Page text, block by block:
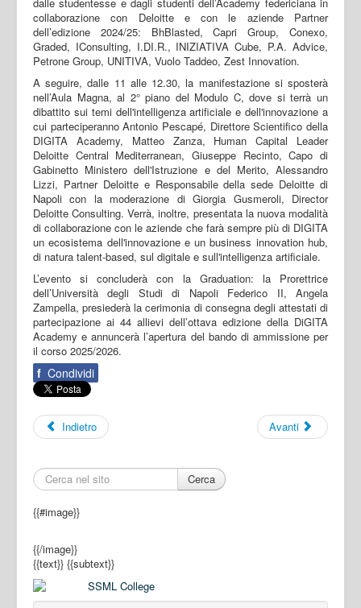
dalle studentesse e dagli studenti dell’Academy federiciana in
collaborazione con Deloitte e con le aziende Partner
dell’edizione 2024/25: BhBlasted, Capri Group, Conexo,
Graded, IConsulting, I.DI.R., INIZIATIVA Cube, P.A. Advice,
Petrone Group, UNITIVA, Vuolo Taddeo, Zest Innovation.
A seguire, dalle 11 alle 12.30, la manifestazione si sposterà
nell’Aula Magna, al 2° piano del Modulo C, dove si terrà un
dibattito sui temi dell'intelligenza artificiale e dell'innovazione a
cui parteciperanno Antonio Pescapé, Direttore Scientifico della
DIGITA Academy, Matteo Zanza, Human Capital Leader
Deloitte Central Mediterranean, Giuseppe Recinto, Capo di
Gabinetto Ministero dell'Istruzione e del Merito, Alessandro
Lizzi, Partner Deloitte e Responsabile della sede Deloitte di
Napoli con la moderazione di Giorgia Gusmeroli, Director
Deloitte Consulting. Verrà, inoltre, presentata la nuova modalità
di collaborazione con le aziende che farà sempre più di DIGITA
un ecosistema dell'innovazione e un business innovation hub,
di natura talent-based, sul digitale e sull'intelligenza artificiale.
L’evento si concluderà con la Graduation: la Prorettrice
dell’Università degli Studi di Napoli Federico II, Angela
Zampella, presiederà la cerimonia di consegna degli attestati di
partecipazione ai 44 allievi dell’ottava edizione della DiGITA
Academy e annuncerà l’apertura del bando di ammissione per
il corso 2025/2026.
f Condividi
Indietro Avanti
Cerca
{{#image}}
{{/image}}
{{text}} {{subtext}}